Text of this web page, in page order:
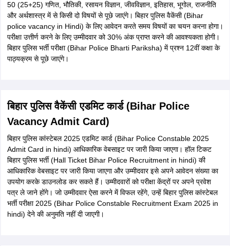
बिहार पुलिस वैकेंसी 2025 आवेदन शुल्क (Bihar Police
Vacancy 2025 Application fee)
श्रेणी शुल्क
1. एसटी, एससी आरक्षण कोटि के अभ्यर्थी
शेष सभी कोटि के अभ्यर्थियों के लिए
बिहार पुलिस वैकेंसी 2025 पात्रता मानदंड (Bihar
Police Vacancy 2025 Eligibility Criteria in
hindi)